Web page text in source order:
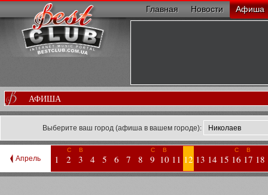
Главная Новости Афиша
АФИША
Выберите ваш город (афиша в вашем городе):
Апрель 1
С
2
В
3 4 5 6 7 8
С
9
В
10 11 12 13 14 15
С
16
В
17 18